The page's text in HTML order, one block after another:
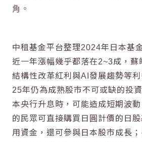
角。
中租基金平台整理2024年日本基
近一年漲幅幾乎都落在2~3成，蘇
結構性改革紅利與AI發展趨勢等
25年仍為成熟股市不可或缺的投
本央行升息時，可能造成短期波
的民眾可直接購買日圓計價的日
用資金，還可參與日本股市成長；